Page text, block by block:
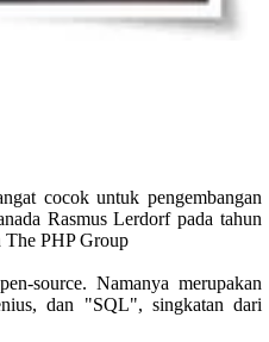
cocok untuk pengembangan
Rasmus Lerdorf pada tahun
The PHP Group
source. Namanya merupakan
dan "SQL", singkatan dari